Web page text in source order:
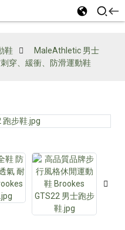
鞋
MaleAthletic 男士
穿、緩衝、防滑運動鞋